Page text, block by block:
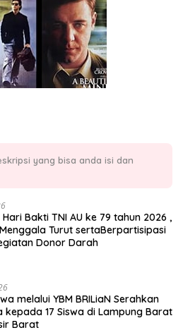
yang bisa anda isi dan
Bakti TNI AU ke 79 tahun 2026 ,
Turut sertaBerpartisipasi
Donor Darah
melalui YBM BRILiaN Serahkan
kepada 17 Siswa di Lampung Barat
Barat